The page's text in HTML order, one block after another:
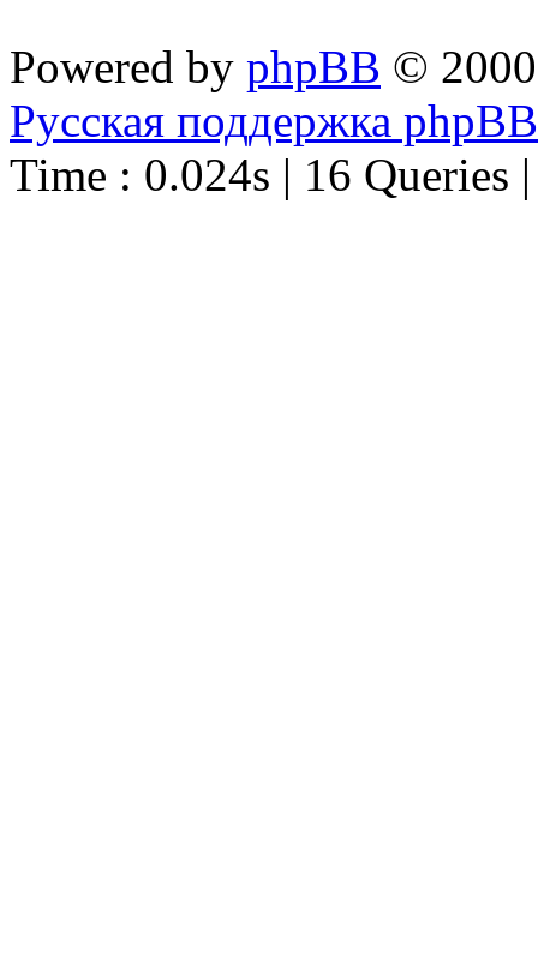
Powered by phpBB ©
Русская поддержка phpBB
Time : 0.024s | 16 Queries